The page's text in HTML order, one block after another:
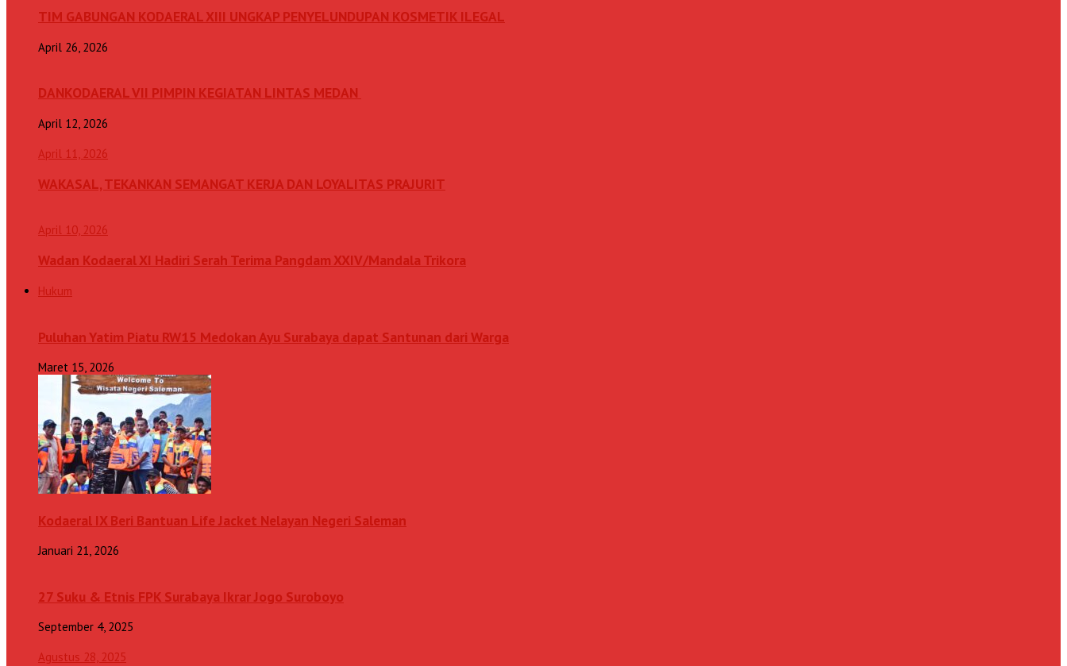
TIM GABUNGAN KODAERAL XIII UNGKAP PENYELUNDUPAN KOSMETIK ILEGAL
April 26, 2026
DANKODAERAL VII PIMPIN KEGIATAN LINTAS MEDAN
April 12, 2026
April 11, 2026
WAKASAL, TEKANKAN SEMANGAT KERJA DAN LOYALITAS PRAJURIT
April 10, 2026
Wadan Kodaeral XI Hadiri Serah Terima Pangdam XXIV/Mandala Trikora
Hukum
Puluhan Yatim Piatu RW15 Medokan Ayu Surabaya dapat Santunan dari Warga
Maret 15, 2026
Kodaeral IX Beri Bantuan Life Jacket Nelayan Negeri Saleman
Januari 21, 2026
27 Suku & Etnis FPK Surabaya Ikrar Jogo Suroboyo
September 4, 2025
Agustus 28, 2025